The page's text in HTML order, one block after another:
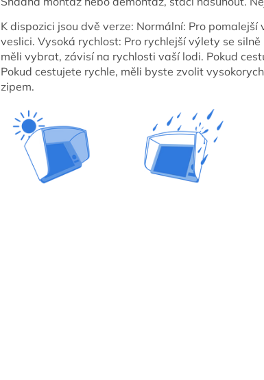
K dispozici jsou dvě verze: Normální: Pro
veslici. Vysoká rychlost: Pro rychlejší výlety se
měli vybrat, závisí na rychlosti vaší lodi. Pokud
Pokud cestujete rychle, měli byste zvolit
zipem.